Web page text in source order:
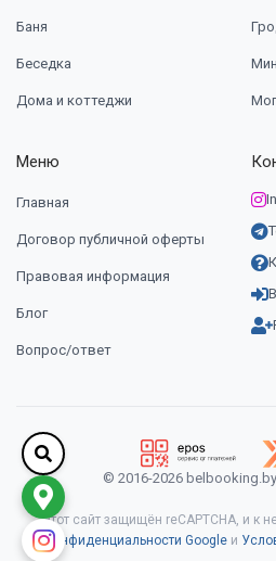
Баня
Беседка
Дома и коттеджи
Меню
Главная
Договор публичной оферты
Правовая информация
Блог
Вопрос/ответ
© 2016-2026
Этот сайт защищён reCAPTCHA, и к
конфиденциальности Googleи